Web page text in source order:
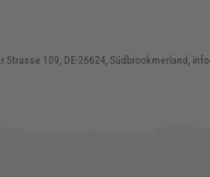
109, DE-26624, Südbrookmerland,